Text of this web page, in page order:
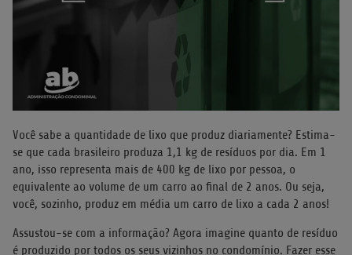
Você sabe a quantidade de lixo que produz diariamente? Estima-
se que cada brasileiro produza 1,1 kg de resíduos por dia. Em 1
ano, isso representa mais de 400 kg de lixo por pessoa, o
equivalente ao volume de um carro ao final de 2 anos. Ou seja,
você, sozinho, produz em média um carro de lixo a cada 2 anos!
Assustou-se com a informação? Agora imagine quanto de resíduo
é produzido por todos os seus vizinhos no condomínio. Fazer esse